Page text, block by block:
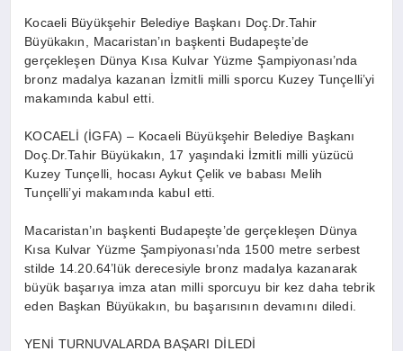
Kocaeli Büyükşehir Belediye Başkanı Doç.Dr.Tahir
Büyükakın, Macaristan’ın başkenti Budapeşte’de
gerçekleşen Dünya Kısa Kulvar Yüzme Şampiyonası’nda
bronz madalya kazanan İzmitli milli sporcu Kuzey Tunçelli’yi
makamında kabul etti.
KOCAELİ (İGFA) – Kocaeli Büyükşehir Belediye Başkanı
Doç.Dr.Tahir Büyükakın, 17 yaşındaki İzmitli milli yüzücü
Kuzey Tunçelli, hocası Aykut Çelik ve babası Melih
Tunçelli’yi makamında kabul etti.
Macaristan’ın başkenti Budapeşte’de gerçekleşen Dünya
Kısa Kulvar Yüzme Şampiyonası’nda 1500 metre serbest
stilde 14.20.64’lük derecesiyle bronz madalya kazanarak
büyük başarıya imza atan milli sporcuyu bir kez daha tebrik
eden Başkan Büyükakın, bu başarısının devamını diledi.
YENİ TURNUVALARDA BAŞARI DİLEDİ